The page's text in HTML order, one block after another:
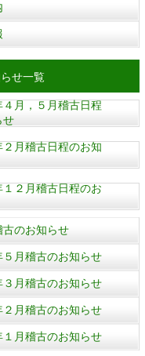
せ一覧
４月，５月稽古日程
せ
２月稽古日程のお知
１２月稽古日程のお
古のお知らせ
５月稽古のお知らせ
３月稽古のお知らせ
２月稽古のお知らせ
１月稽古のお知らせ